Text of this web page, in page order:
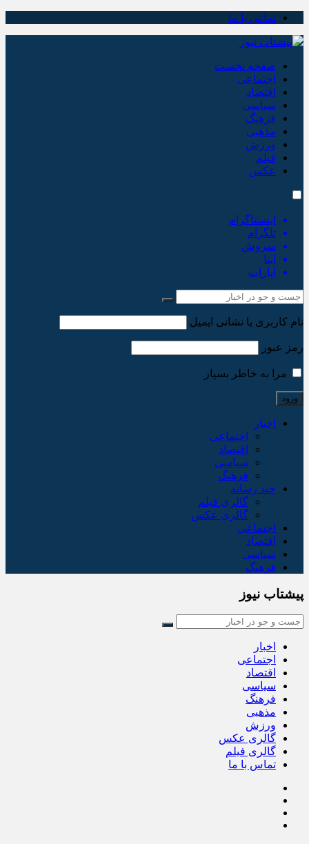
تماس با ما
صفحه نخست
اجتماعی
اقتصاد
سیاسی
فرهنگ
مذهبی
ورزش
فیلم
عکس
اینستاگرام
تلگرام
سروش
ایتا
آپارات
نام کاربری یا نشانی ایمیل
رمز عبور
مرا به خاطر بسپار
اخبار
اجتماعی
اقتصاد
سیاسی
فرهنگ
چند رسانه
گالری فیلم
گالری عکس
اجتماعی
اقتصاد
سیاسی
فرهنگ
پیشتاب نیوز
اخبار
اجتماعی
اقتصاد
سیاسی
فرهنگ
مذهبی
ورزش
گالری عکس
گالری فیلم
تماس با ما